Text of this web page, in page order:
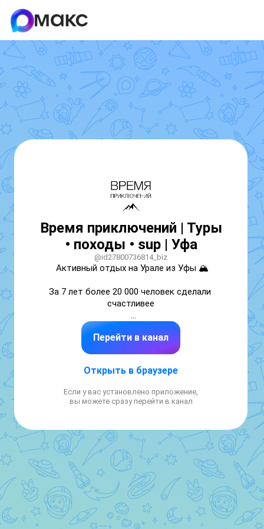
Время приключений | Туры
• походы • sup | Уфа
@id27800736814_biz
Активный отдых на Урале из Уфы 🏔️
За 7 лет более 20 000 человек сделали
счастливее
Походы, конные туры, прогулки и рассветы
на сапах, зимой горнолыжные туры
• 8 993 135-31-00;
Перейти в канал
Открыть в браузере
Если у вас установлено приложение,
вы можете сразу перейти в канал